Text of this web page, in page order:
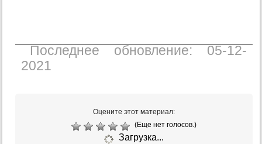
Последнее обновление: 05-12-
2021
Оцените этот материал:
(Еще нет голосов.)
Загрузка...